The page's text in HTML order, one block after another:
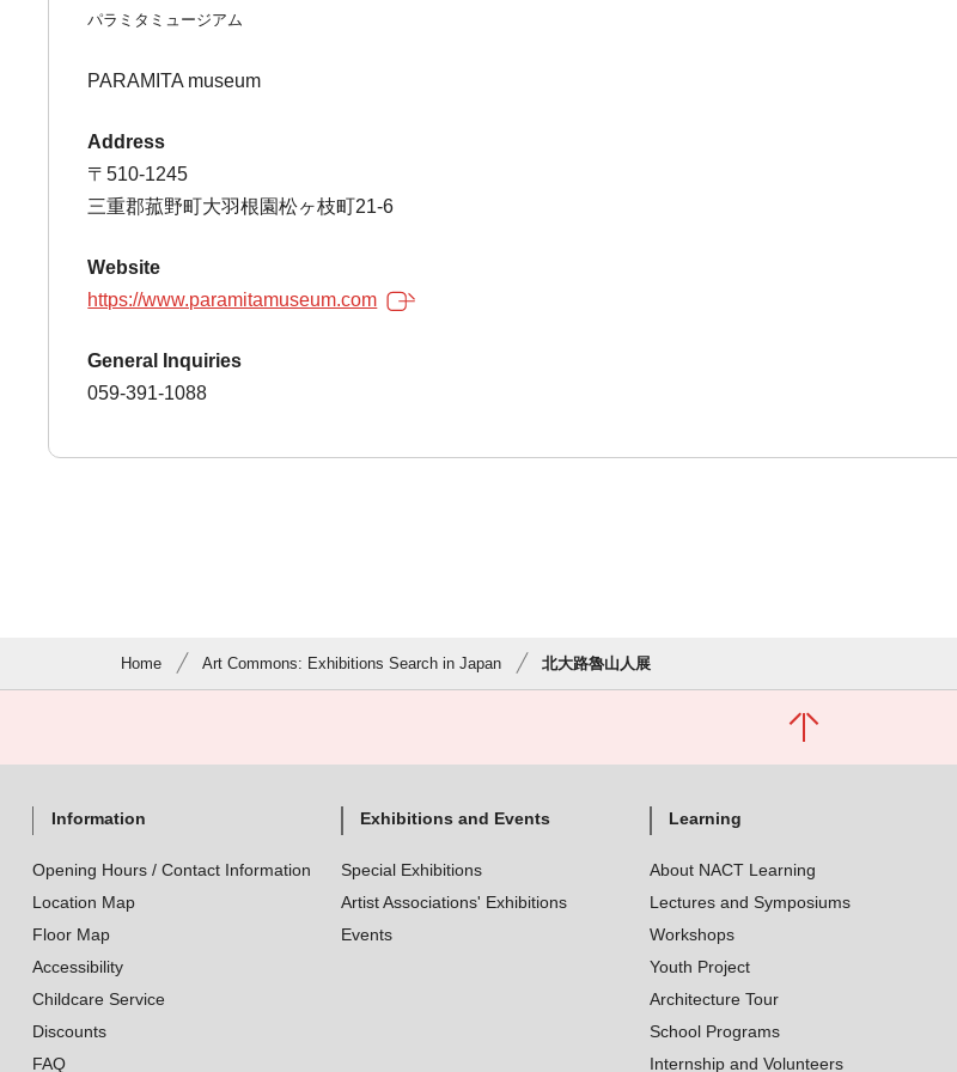
パラミタミュージアム
PARAMITA museum
Address
〒510-1245
三重郡菰野町大羽根園松ヶ枝町21-6
Website
https://www.paramitamuseum.com
General Inquiries
059-391-1088
Home Art Commons: Exhibitions Search in Japan 北大路魯山人展
Information
Opening Hours / Contact Information
Location Map
Floor Map
Accessibility
Childcare Service
Discounts
FAQ
Exhibitions and Events
Special Exhibitions
Artist Associations' Exhibitions
Events
Learning
About NACT Learning
Lectures and Symposiums
Workshops
Youth Project
Architecture Tour
School Programs
Internship and Volunteers